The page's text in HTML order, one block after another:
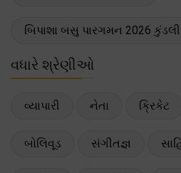
બિપાશા બસુ પારગમન 2026 કુંડલી
વધારે શ્રેણીઓ
વ્યાપારી નેતા ક્રિકેટ
બોલિવૂડ સંગીતજ્ઞ